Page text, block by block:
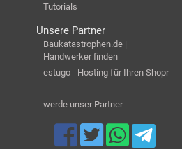
Tutorials
Unsere Partner
Baukatastrophen.de |
Handwerker finden
estugo - Hosting für Ihren Shopr
werde unser Partner